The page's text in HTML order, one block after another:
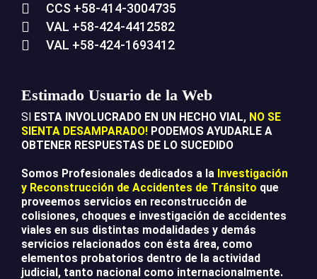
CCS +58-414-3004735
VAL +58-424-4412582
VAL +58-424-1693412
Estimado Usuario de la Web
SI ESTA INVOLUCRADO EN UN HECHO VIAL, NO SE
SIENTA DESAMPARADO! PODEMOS AYUDARLE A
OBTENER RESPUESTAS DE LO SUCEDIDO
Somos Profesionales dedicados a la Investigación
y Reconstrucción de Accidentes de Tránsito que
proveemos servicios en reconstrucción de
colisiones, choques e investigación de accidentes
viales en sus distintas modalidades y demás
servicios relacionados con ésta área, como
elementos probatorios dentro de la actividad
judicial, tanto nacional como internacionalmente.